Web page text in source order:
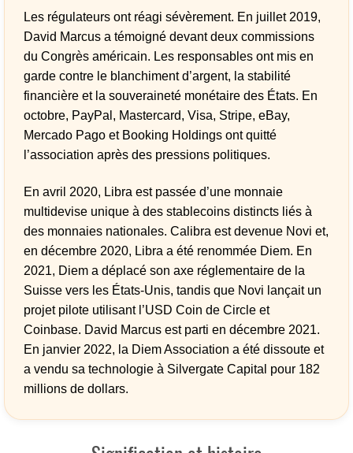
Les régulateurs ont réagi sévèrement. En juillet 2019,
David Marcus a témoigné devant deux commissions
du Congrès américain. Les responsables ont mis en
garde contre le blanchiment d’argent, la stabilité
financière et la souveraineté monétaire des États. En
octobre, PayPal, Mastercard, Visa, Stripe, eBay,
Mercado Pago et Booking Holdings ont quitté
l’association après des pressions politiques.
En avril 2020, Libra est passée d’une monnaie
multidevise unique à des stablecoins distincts liés à
des monnaies nationales. Calibra est devenue Novi et,
en décembre 2020, Libra a été renommée Diem. En
2021, Diem a déplacé son axe réglementaire de la
Suisse vers les États-Unis, tandis que Novi lançait un
projet pilote utilisant l’USD Coin de Circle et
Coinbase. David Marcus est parti en décembre 2021.
En janvier 2022, la Diem Association a été dissoute et
a vendu sa technologie à Silvergate Capital pour 182
millions de dollars.